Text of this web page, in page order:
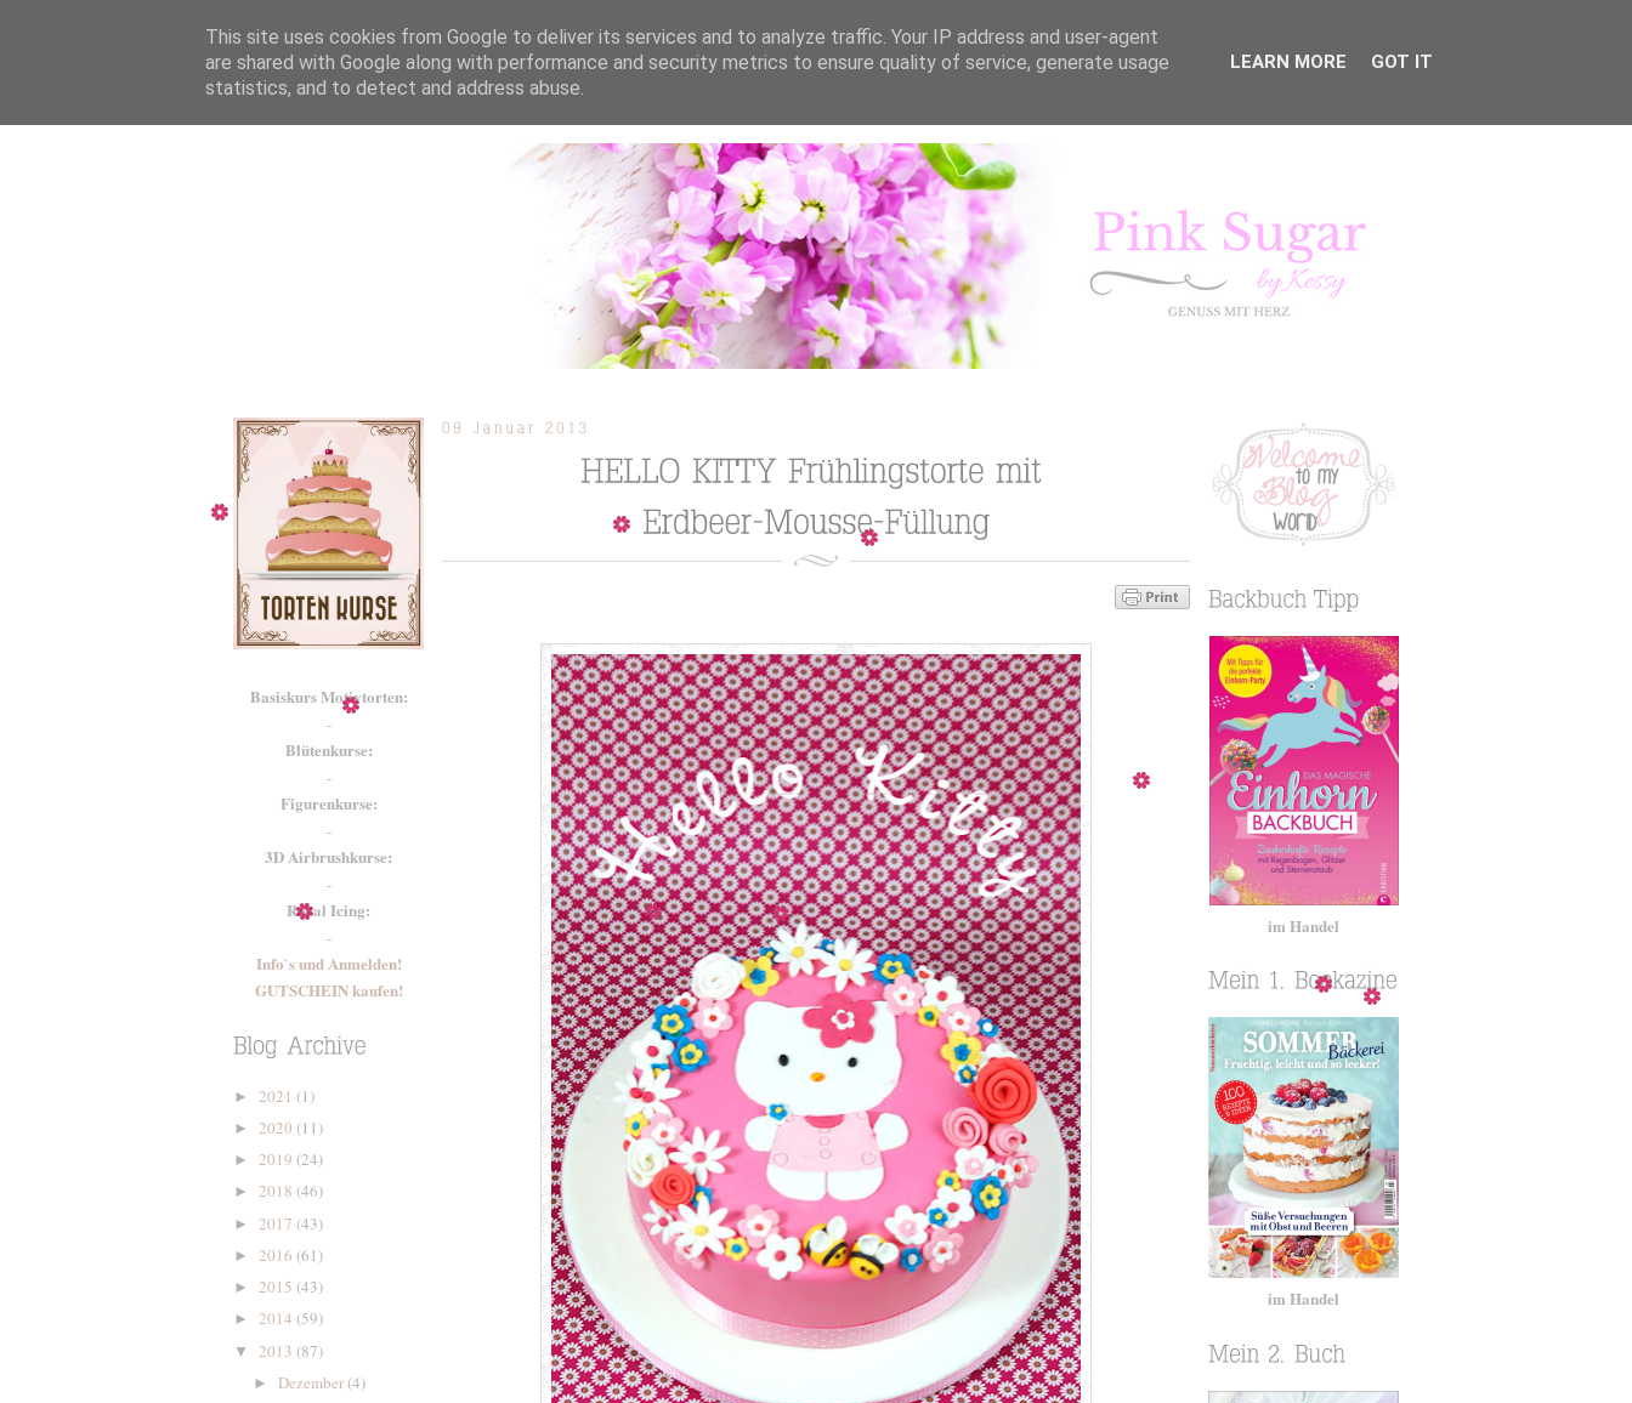
ÜBER MICH KOOPERATION
Basiskurs Motivtorten:
-
Blütenkurse:
-
Figurenkurse:
-
3D Airbrushkurse:
-
Royal Icing:
-
Info`s und Anmelden!
GUTSCHEIN kaufen!
► 2021 (1)
► 2020 (11)
► 2019 (24)
► 2018 (46)
► 2017 (43)
► 2016 (61)
► 2015 (43)
► 2014 (59)
▼ 2013 (87)
► Dezember(4)
im Handel
im Handel
This site uses cookies from Google to deliver its services and to analyze traffic. Your IP address and user-agent
are shared with Google along with performance and security metrics to ensure quality of service, generate usage
statistics, and to detect and address abuse.
LEARN MORE GOT IT